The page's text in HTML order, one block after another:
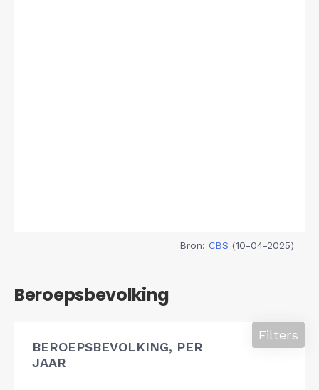
Bron: CBS (10-04-2025)
Beroepsbevolking
BEROEPSBEVOLKING, PER
JAAR
Filters